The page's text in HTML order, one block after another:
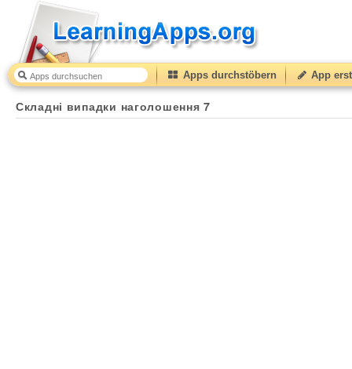
Apps durchstöbern App
Складні випадки наголошення 7